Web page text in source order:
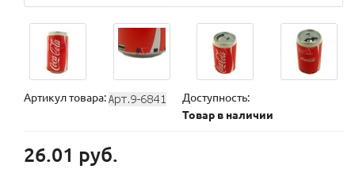
Артикул товара:
Доступность:
Товар в наличии
26.01 руб.